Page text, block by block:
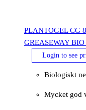
PLANTOGEL CG
GREASEWAY
Login to see
Biologiskt
Mycket god